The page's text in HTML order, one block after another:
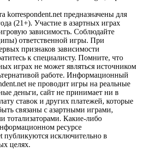
korrespondent.net предназначены для
(21+). Участие в азартных играх
зависимость. Соблюдайте
ответственной игры. При
признаков зависимости
к специалисту. Помните, что
играх не может являться источником
работе. Информационный
не проводит игры на реальные
деньги, сайт не принимает ни в
ставок и других платежей, которые
связаны с азартными играми,
тотализаторами. Какие-либо
ресурсе
публикуются исключительно в
целях.